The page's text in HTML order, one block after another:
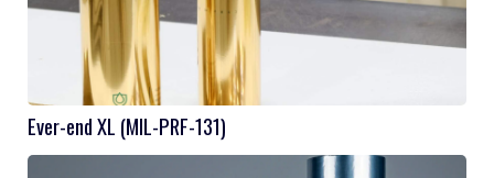
Ever-end XL (MIL-PRF-131)